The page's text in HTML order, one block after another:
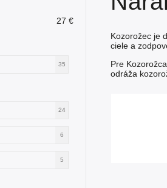
27 €
35
24
6
5
Kozorožec je
ciele a
Pre
odráža